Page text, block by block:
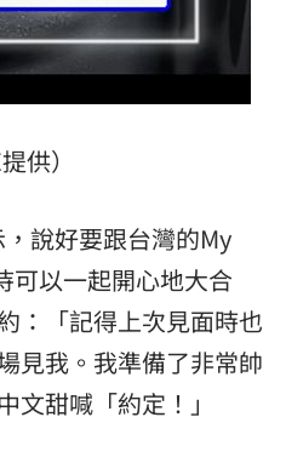
供）
說好要跟台灣的My
可以一起開心地大合
：「記得上次見面時也
見我。我準備了非常帥
甜喊「約定！」